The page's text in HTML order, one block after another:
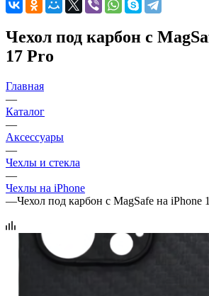
Чехол под карбон с
17 Pro
Главная
—
Каталог
—
Аксессуары
—
Чехлы и стекла
—
Чехлы на iPhone
—Чехол под карбон с MagSafe на iPhone